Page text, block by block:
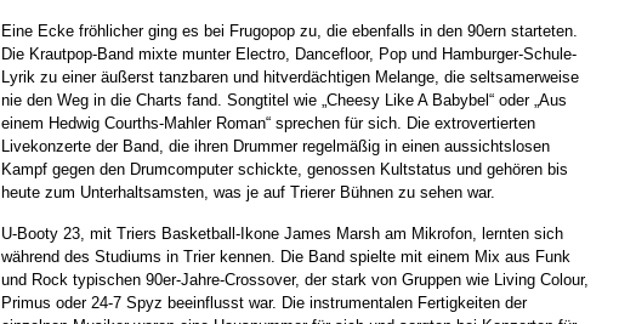
Eine Ecke fröhlicher ging es bei Frugopop zu, die ebenfalls in den 90ern starteten.
Die Krautpop-Band mixte munter Electro, Dancefloor, Pop und Hamburger-Schule-
Lyrik zu einer äußerst tanzbaren und hitverdächtigen Melange, die seltsamerweise
nie den Weg in die Charts fand. Songtitel wie „Cheesy Like A Babybel“ oder „Aus
einem Hedwig Courths-Mahler Roman“ sprechen für sich. Die extrovertierten
Livekonzerte der Band, die ihren Drummer regelmäßig in einen aussichtslosen
Kampf gegen den Drumcomputer schickte, genossen Kultstatus und gehören bis
heute zum Unterhaltsamsten, was je auf Trierer Bühnen zu sehen war.
U-Booty 23, mit Triers Basketball-Ikone James Marsh am Mikrofon, lernten sich
während des Studiums in Trier kennen. Die Band spielte mit einem Mix aus Funk
und Rock typischen 90er-Jahre-Crossover, der stark von Gruppen wie Living Colour,
Primus oder 24-7 Spyz beeinflusst war. Die instrumentalen Fertigkeiten der